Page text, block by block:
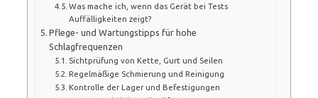
Was mache ich, wenn das Gerät bei Tests
Auffälligkeiten zeigt?
Pflege- und Wartungstipps für hohe
Schlagfrequenzen
Sichtprüfung von Kette, Gurt und Seilen
Regelmäßige Schmierung und Reinigung
Kontrolle der Lager und Befestigungen